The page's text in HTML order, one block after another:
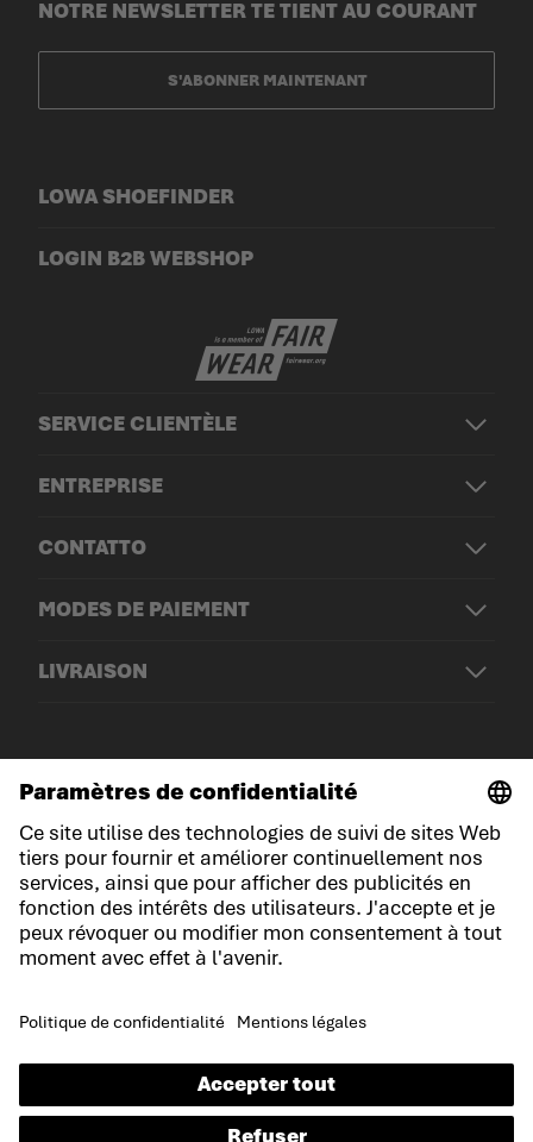
SERVICE CLIENTÈLE
ENTREPRISE
CONTATTO
MODES DE PAIEMENT
LIVRAISON
LOWA SHOEFINDER
LOGIN B2B WEBSHOP
NOTRE NEWSLETTER TE TIENT AU COURANT
S'ABONNER MAINTENANT
© LOWA Sportschuhe GmbH
Mentions légales
Politique de confidentialité
Cookies
Conditions du jeu-concours
Déclaration d'accessibilité